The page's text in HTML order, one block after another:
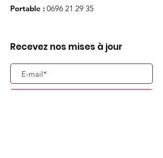
Portable : 0696 21 29 35
Recevez nos mises à jour